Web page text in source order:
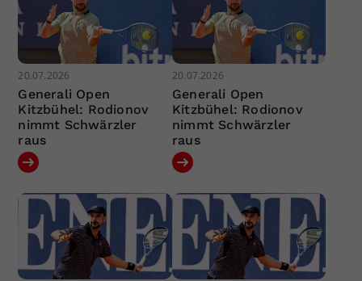
20.07.2026
Generali Open
Kitzbühel: Rodionov
nimmt Schwärzler
raus
20.07.2026
Generali Open
Kitzbühel: Rodionov
nimmt Schwärzler
raus